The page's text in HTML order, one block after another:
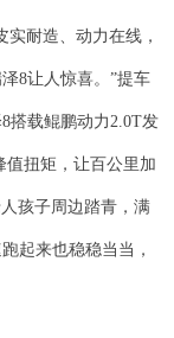
耐造、动力在线，
8让人惊喜。”提车
搭载鲲鹏动力2.0T发
值扭矩，让百公里加
孩子周边踏青，满
起来也稳稳当当，